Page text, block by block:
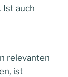
Ist auch
relevanten
ist